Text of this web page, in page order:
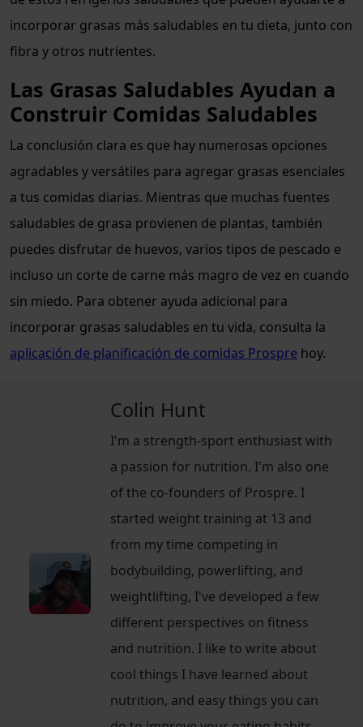
incorporar grasas más saludables en tu dieta, junto con
fibra y otros nutrientes.
Las Grasas Saludables Ayudan a
Construir Comidas Saludables
La conclusión clara es que hay numerosas opciones
agradables y versátiles para agregar grasas esenciales
a tus comidas diarias. Mientras que muchas fuentes
saludables de grasa provienen de plantas, también
puedes disfrutar de huevos, varios tipos de pescado e
incluso un corte de carne más magro de vez en cuando
sin miedo. Para obtener ayuda adicional para
incorporar grasas saludables en tu vida, consulta la
aplicación de planificación de comidas Prospre hoy.
Colin Hunt
I'm a strength-sport enthusiast with
a passion for nutrition. I'm also one
of the co-founders of Prospre. I
started weight training at 13 and
from my time competing in
bodybuilding, powerlifting, and
weightlifting, I've developed a few
different perspectives on fitness
and nutrition. I like to write about
cool things I have learned about
nutrition, and easy things you can